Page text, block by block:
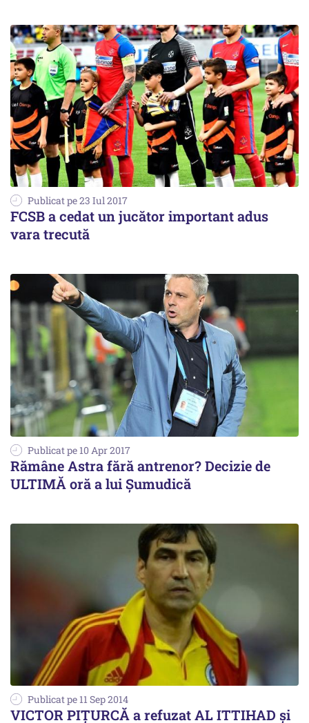
Publicat pe 23 Iul 2017
FCSB a cedat un jucător important adus
vara trecută
Publicat pe 10 Apr 2017
Rămâne Astra fără antrenor? Decizie de
ULTIMĂ oră a lui Șumudică
Publicat pe 11 Sep 2014
VICTOR PIȚURCĂ a refuzat AL ITTIHAD și